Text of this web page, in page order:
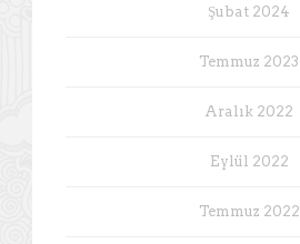
Şubat 2024
Temmuz 2023
Aralık 2022
Eylül 2022
Temmuz 2022